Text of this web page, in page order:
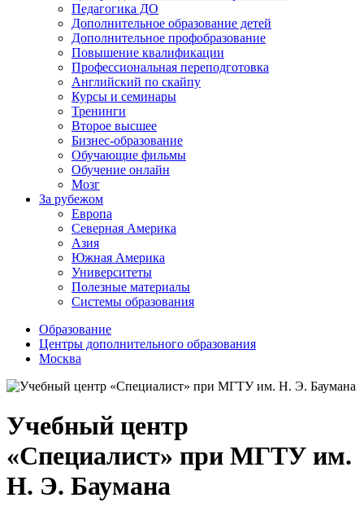
Педагогика ДО
Дополнительное образование детей
Дополнительное профобразование
Повышение квалификации
Профессиональная переподготовка
Английский по скайпу
Курсы и семинары
Тренинги
Второе высшее
Бизнес-образование
Обучающие фильмы
Обучение онлайн
Мозг
За рубежом
Европа
Северная Америка
Азия
Южная Америка
Университеты
Полезные материалы
Системы образования
Образование
Центры дополнительного образования
Москва
Учебный центр
«Специалист» при МГТУ им.
Н. Э. Баумана